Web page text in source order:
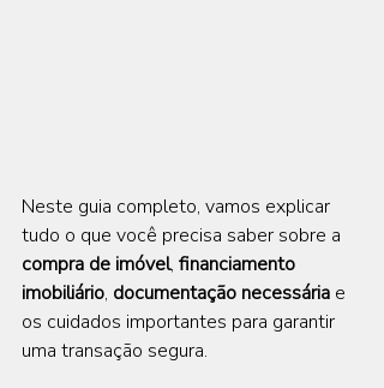
Neste guia completo, vamos explicar
tudo o que você precisa saber sobre a
compra de imóvel, financiamento
imobiliário, documentação necessária e
os cuidados importantes para garantir
uma transação segura.